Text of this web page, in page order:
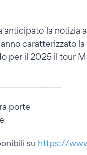
anticipato la
caratterizzato
per il 2025 il tour
porte
su https://